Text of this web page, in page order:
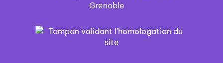
Grenoble